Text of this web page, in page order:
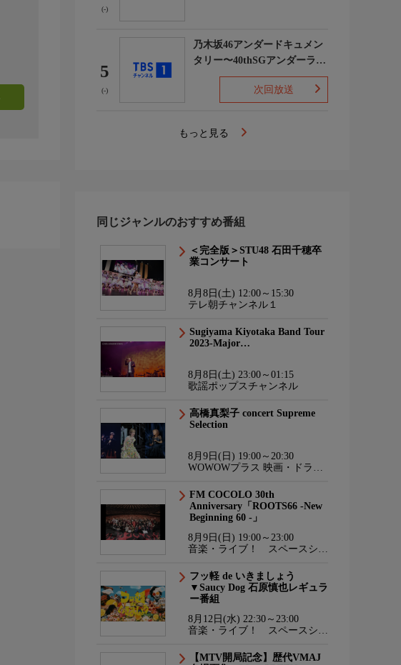
(-)
5
(-)
乃木坂46アンダードキュメン
タリー〜40thSGアンダーライ
ブ舞台裏〜
次回放送
もっと見る
同じジャンルのおすすめ番組
＜完全版＞STU48 石田千穂卒
業コンサート
8月8日(土) 12:00～15:30
テレ朝チャンネル１
Sugiyama Kiyotaka Band Tour
2023-Major…
8月8日(土) 23:00～01:15
歌謡ポップスチャンネル
高橋真梨子 concert Supreme
Selection
8月9日(日) 19:00～20:30
WOWOWプラス 映画・ドラ
FM COCOLO 30th
Anniversary「ROOTS66 -New
Beginning 60 -」
8月9日(日) 19:00～23:00
音楽・ライブ！ スペースシャ
フッ軽 de いきましょう
▼Saucy Dog 石原慎也レギュラ
ー番組
8月12日(水) 22:30～23:00
音楽・ライブ！ スペースシャ
【MTV開局記念】歴代VMAJ